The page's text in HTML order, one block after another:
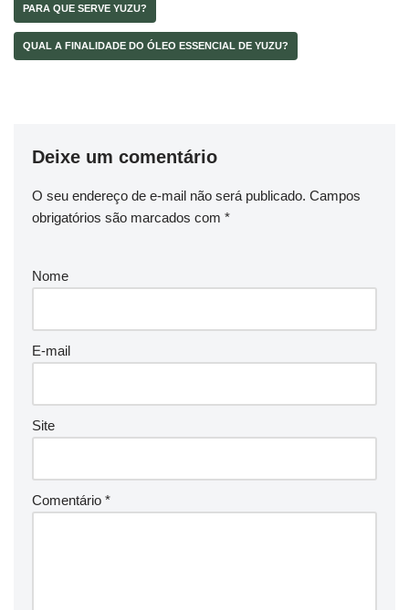
PARA QUE SERVE YUZU?
QUAL A FINALIDADE DO ÓLEO ESSENCIAL DE YUZU?
Deixe um comentário
O seu endereço de e-mail não será publicado. Campos
obrigatórios são marcados com *
Nome
E-mail
Site
Comentário *